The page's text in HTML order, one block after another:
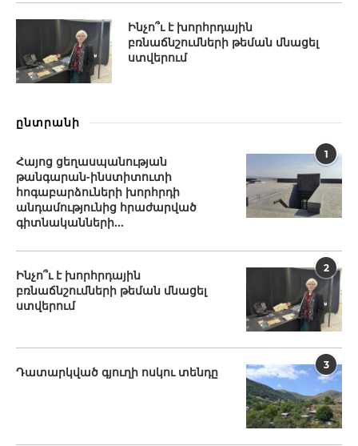
Ինչո՞ւ է խորհրդային
բռնաճնշումների թեման մնացել
ստվերում
ընտրանի
1
Հայոց ցեղասպանության
թանգարան-ինստիտուտի
հոգաբարձուների խորհրդի
անդամությունից հրաժարված
գիտնականների...
2
Ինչո՞ւ է խորհրդային
բռնաճնշումների թեման մնացել
ստվերում
3
Դատարկված գյուղի ոսկու տենդը